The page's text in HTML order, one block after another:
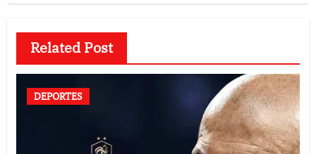
Related Post
DEPORTES